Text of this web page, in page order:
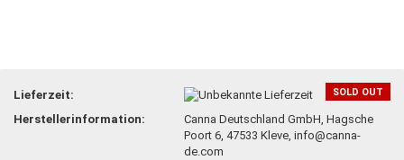
SOLD OUT
Lieferzeit:
Herstellerinformation:
Canna Deutschland GmbH, Hagsche
Poort 6, 47533 Kleve, info@canna-
de.com